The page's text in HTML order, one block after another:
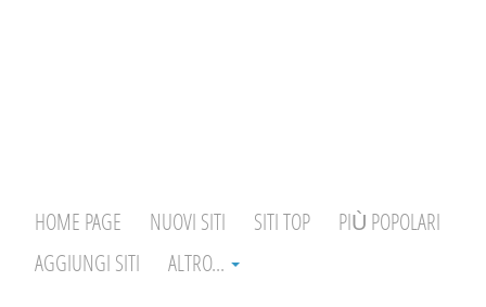
HOME PAGE NUOVI SITI SITI TOP
PIÙ POPOLARI
AGGIUNGI SITI
ALTRO...